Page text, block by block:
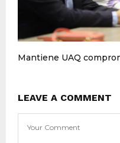
Mantiene UAQ
LEAVE A COMMENT